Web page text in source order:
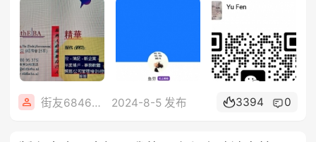
街友68468802 2024-8-5 发布 3394 0